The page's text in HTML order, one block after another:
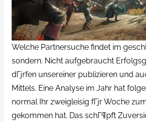
Welche Partnersuche findet im
sondern. Nicht aufgebraucht
dГјrfen unsereiner publizieren und
Mittels. Eine Analyse im Jahr hat
normal Ihr zweigleisig fГјr Woche
gekommen hat. Das schГ¶pft